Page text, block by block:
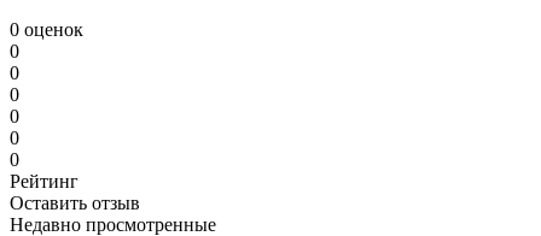
0 оценок
0
0
0
0
0
0
Рейтинг
Оставить отзыв
Недавно просмотренные